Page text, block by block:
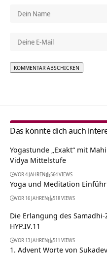
Das könnte dich auch
Yogastunde „Exakt“ mit
Vidya Mittelstufe
VOR 4 JAHREN 564 VIEWS
Yoga und Meditation
VOR 16 JAHREN 518 VIEWS
Die Erlangung des Samadhi-
HYP.IV.11
VOR 13 JAHREN 511 VIEWS
1. Advent Worte von Sukadev